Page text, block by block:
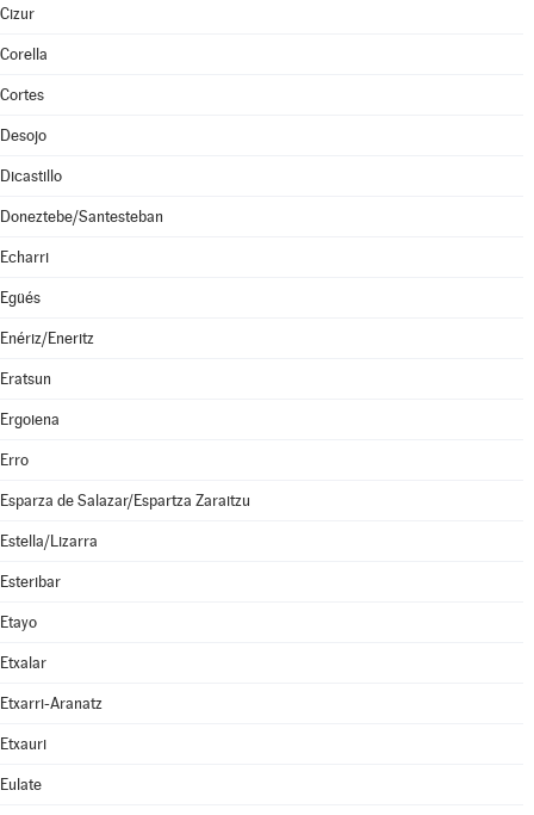
Cizur
Corella
Cortes
Desojo
Dicastillo
Doneztebe/Santesteban
Echarri
Egüés
Enériz/Eneritz
Eratsun
Ergoiena
Erro
Esparza de Salazar/Espartza Zaraitzu
Estella/Lizarra
Esteribar
Etayo
Etxalar
Etxarri-Aranatz
Etxauri
Eulate